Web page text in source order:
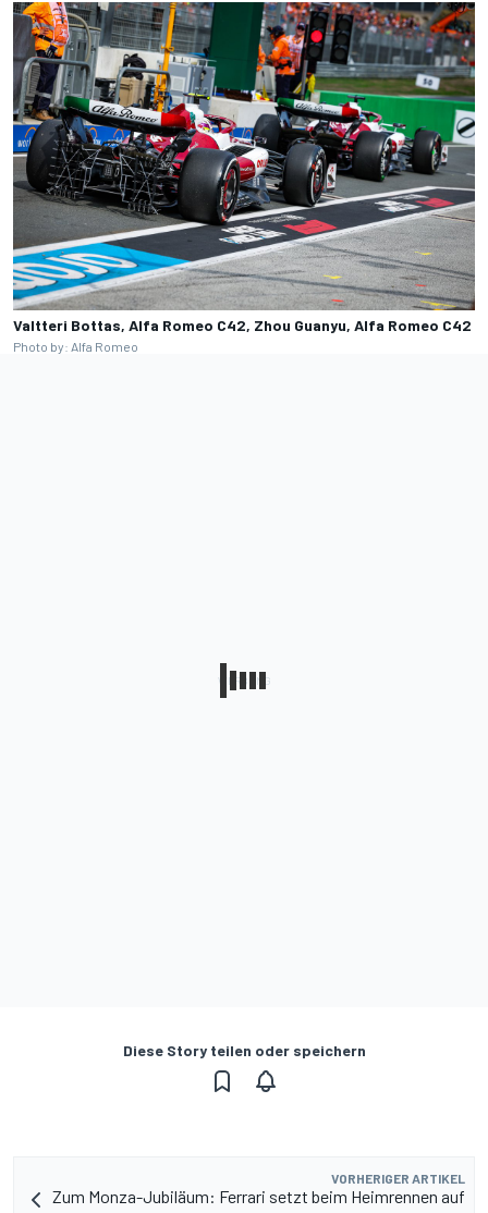
Valtteri Bottas, Alfa Romeo C42, Zhou Guanyu, Alfa Romeo C42
Photo by: Alfa Romeo
Diese Story teilen oder speichern
VORHERIGER ARTIKEL
Zum Monza-Jubiläum: Ferrari setzt beim Heimrennen auf